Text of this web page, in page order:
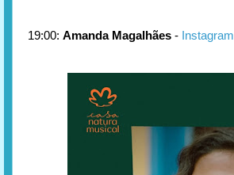
19:00: Amanda Magalhães - Instagram